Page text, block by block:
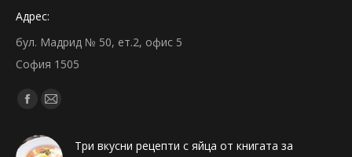
Адрес:
бул. Мадрид № 50, ет.2, офис 5
София 1505
Find us on:
Facebook
opens
Mail
opensТри вкусни рецепти с яйца от книгата за